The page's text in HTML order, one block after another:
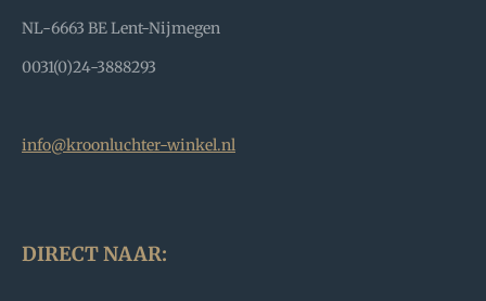
NL-6663 BE Lent-Nijmegen
0031(0)24-3888293
info@kroonluchter-winkel.nl
DIRECT NAAR: